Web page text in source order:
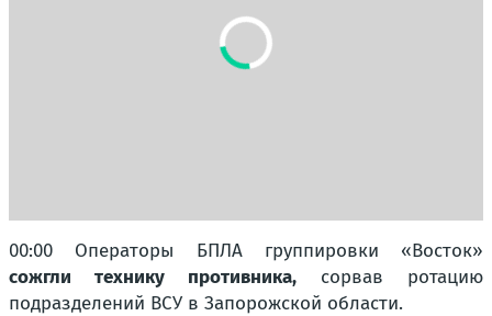
00:00 Операторы БПЛА группировки «Восток»
сожгли технику противника, сорвав ротацию
подразделений ВСУ в Запорожской области.